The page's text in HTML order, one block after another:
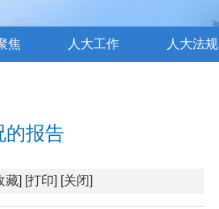
焦 人大工作 人大法规
的报告
藏] [打印] [关闭]